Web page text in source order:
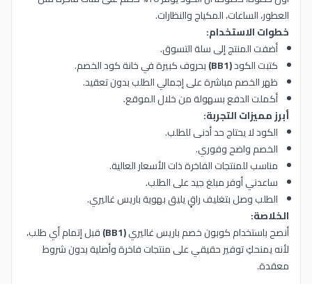
العطور، الساعات، المكياج والنظارات.
خطوات الاستخدام:
أضفت المنتج إلى سلة التسوق.
كتبت الكود(BB1)
بحروف كبيرة في خانة كود الخصم.
ظهر الخصم مباشرة على إجمالي الطلب بدون تعقيد.
أكملت الدفع بسهولة من خلال الموقع.
أبرز مميزات التجربة:
الكود لا يحتاج حد أدنى للطلب.
الخصم واضح وفوري.
مناسب للمنتجات الفاخرة ذات الأسعار العالية.
ساعدني أوفر مبلغ جيد على الطلب.
الطلب وصل بتغليف راقٍ يليق بهوية باريس غاليري.
الخلاصة:
أنصح باستخدام كوبون خصم باريس غاليري(BB1)
قبل إتمام أي طلب،
لأنه يمنحكِ توفير حقيقي على منتجات فاخرة وأصلية بدون شروط
معقدة.